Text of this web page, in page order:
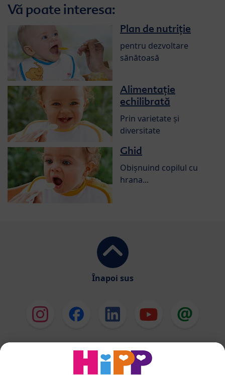
Vă poate interesa:
Plan de nutriție
pentru dezvoltare
sănătoasă
Alimentație
echilibrată
Prin varietate și
diversitate
Ghid
Obișnuind copilul cu
hrana...
Înapoi sus
HiPP Hrană pentru sugari